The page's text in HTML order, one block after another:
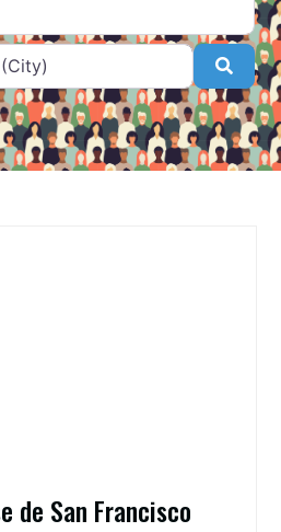
de San Francisco